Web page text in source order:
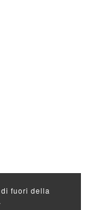
fuori della